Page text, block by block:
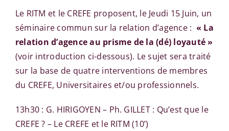
Le RITM et le CREFE proposent, le Jeudi 15 Juin, un
séminaire commun sur la relation d’agence : « La
relation d’agence au prisme de la (dé) loyauté »
(voir introduction ci-dessous). Le sujet sera traité
sur la base de quatre interventions de membres
du CREFE, Universitaires et/ou professionnels.
13h30 : G. HIRIGOYEN – Ph. GILLET : Qu’est que le
CREFE ? – Le CREFE et le RITM (10’)